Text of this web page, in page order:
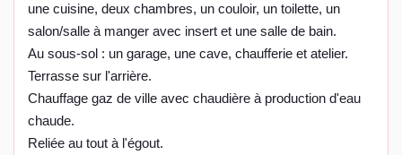
une cuisine, deux chambres, un couloir, un toilette, un
salon/salle à manger avec insert et une salle de bain.
Au sous-sol : un garage, une cave, chaufferie et atelier.
Terrasse sur l'arrière.
Chauffage gaz de ville avec chaudière à production d'eau
chaude.
Reliée au tout à l'égout.